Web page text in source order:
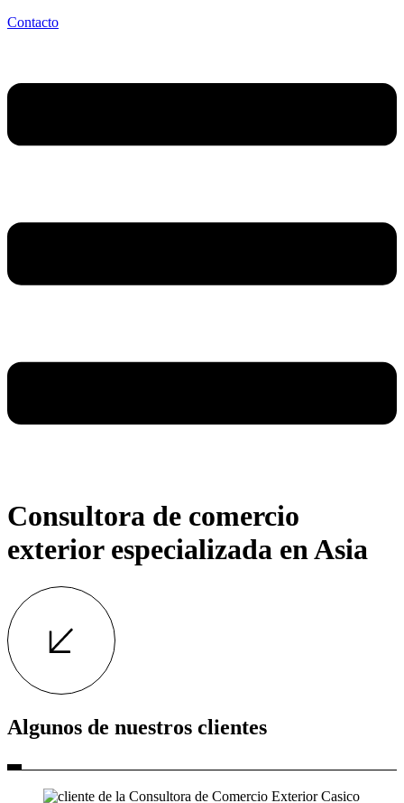
Contacto
Consultora de comercio
exterior especializada en Asia
Algunos de nuestros clientes